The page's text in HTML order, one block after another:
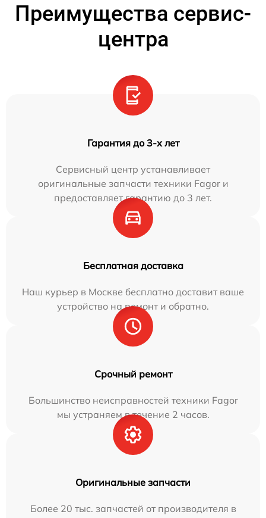
Преимущества сервис-
центра
Гарантия до 3-х лет
Сервисный центр устанавливает
оригинальные запчасти техники Fagor и
предоставляет гарантию до 3 лет.
Бесплатная доставка
Наш курьер в Москве бесплатно доставит ваше
устройство на ремонт и обратно.
Срочный ремонт
Большинство неисправностей техники Fagor
мы устраняем в течение 2 часов.
Оригинальные запчасти
Более 20 тыс. запчастей от производителя в